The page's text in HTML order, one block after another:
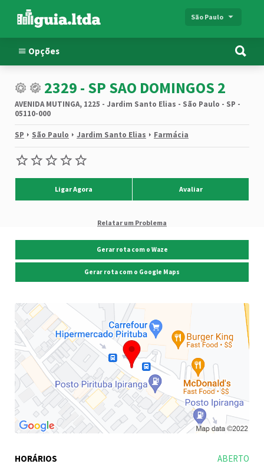
São Paulo
Opções
2329 - SP SAO DOMINGOS 2
AVENIDA MUTINGA, 1225 - Jardim Santo Elias - São Paulo - SP -
05110-000
SP São Paulo Jardim Santo Elias Farmácia
Ligar Agora Avaliar
Relatar um Problema
Gerar rota com o Waze
Gerar rota com o Google Maps
HORÁRIOS ABERTO